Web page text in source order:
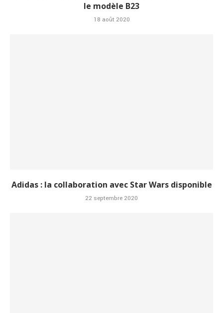
le modèle B23
18 août 2020
Adidas : la collaboration avec Star Wars disponible
22 septembre 2020